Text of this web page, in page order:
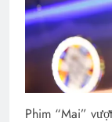
Phim “Mai”